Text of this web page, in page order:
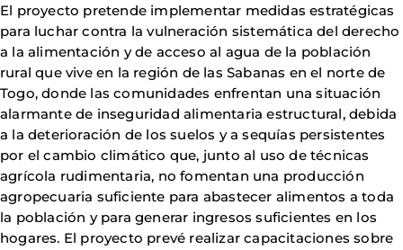
El proyecto pretende implementar medidas estratégicas
para luchar contra la vulneración sistemática del derecho
a la alimentación y de acceso al agua de la población
rural que vive en la región de las Sabanas en el norte de
Togo, donde las comunidades enfrentan una situación
alarmante de inseguridad alimentaria estructural, debida
a la deterioración de los suelos y a sequías persistentes
por el cambio climático que, junto al uso de técnicas
agrícola rudimentaria, no fomentan una producción
agropecuaria suficiente para abastecer alimentos a toda
la población y para generar ingresos suficientes en los
hogares. El proyecto prevé realizar capacitaciones sobre